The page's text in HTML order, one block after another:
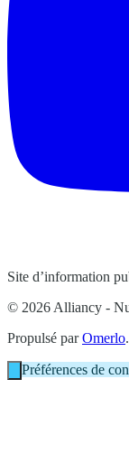
Site d’information
© 2026 Alliancy -
Propulsé parOmerlo.
Préférences de